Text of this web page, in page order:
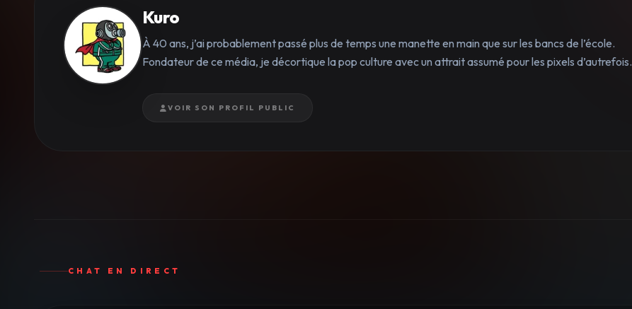
Kuro
À 40 ans, j’ai probablement passé plus de temps une manette en main que sur les bancs de l’école.
Fondateur de ce média, je décortique la pop culture avec un attrait assumé pour les pixels d’autrefois.
VOIR SON PROFIL PUBLIC
CHAT EN DIRECT